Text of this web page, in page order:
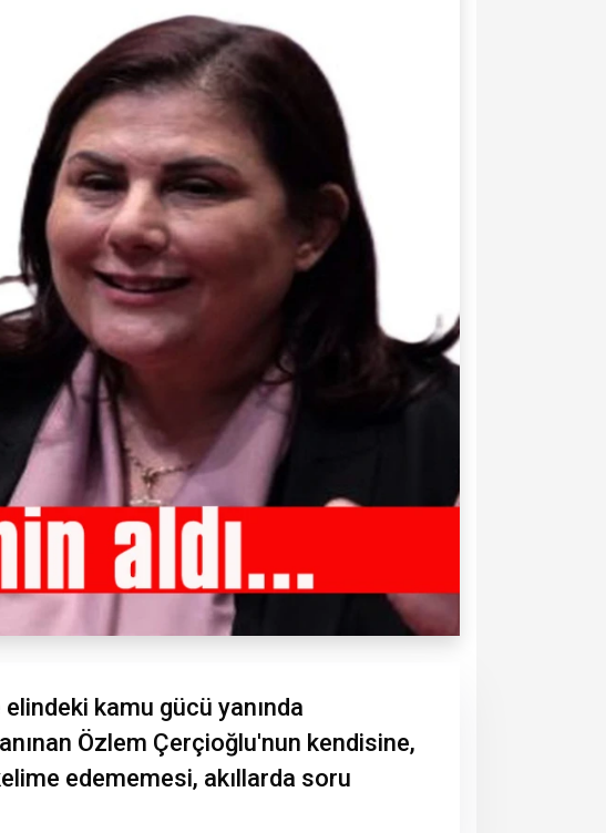
kamu gücü yanında
Özlem Çerçioğlu'nun kendisine,
edememesi, akıllarda soru